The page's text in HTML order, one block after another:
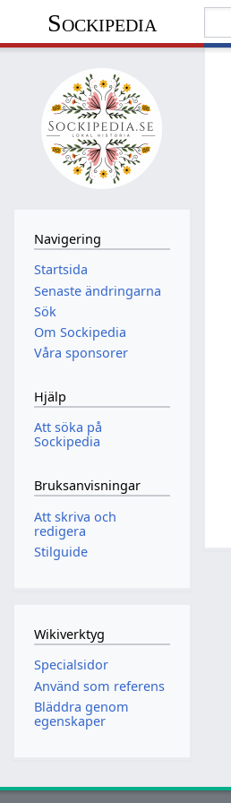
Sockipedia
Navigering
Startsida
Senaste ändringarna
Sök
Om Sockipedia
Våra sponsorer
Hjälp
Att söka på
Sockipedia
Bruksanvisningar
Att skriva och
redigera
Stilguide
Wikiverktyg
Specialsidor
Använd som referens
Bläddra genom
egenskaper